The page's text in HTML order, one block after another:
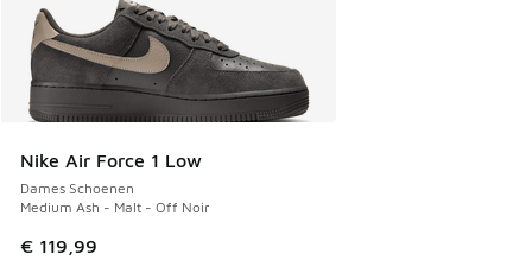
Nike Air Force 1 Low
Dames Schoenen
Medium Ash - Malt - Off Noir
€ 119,99